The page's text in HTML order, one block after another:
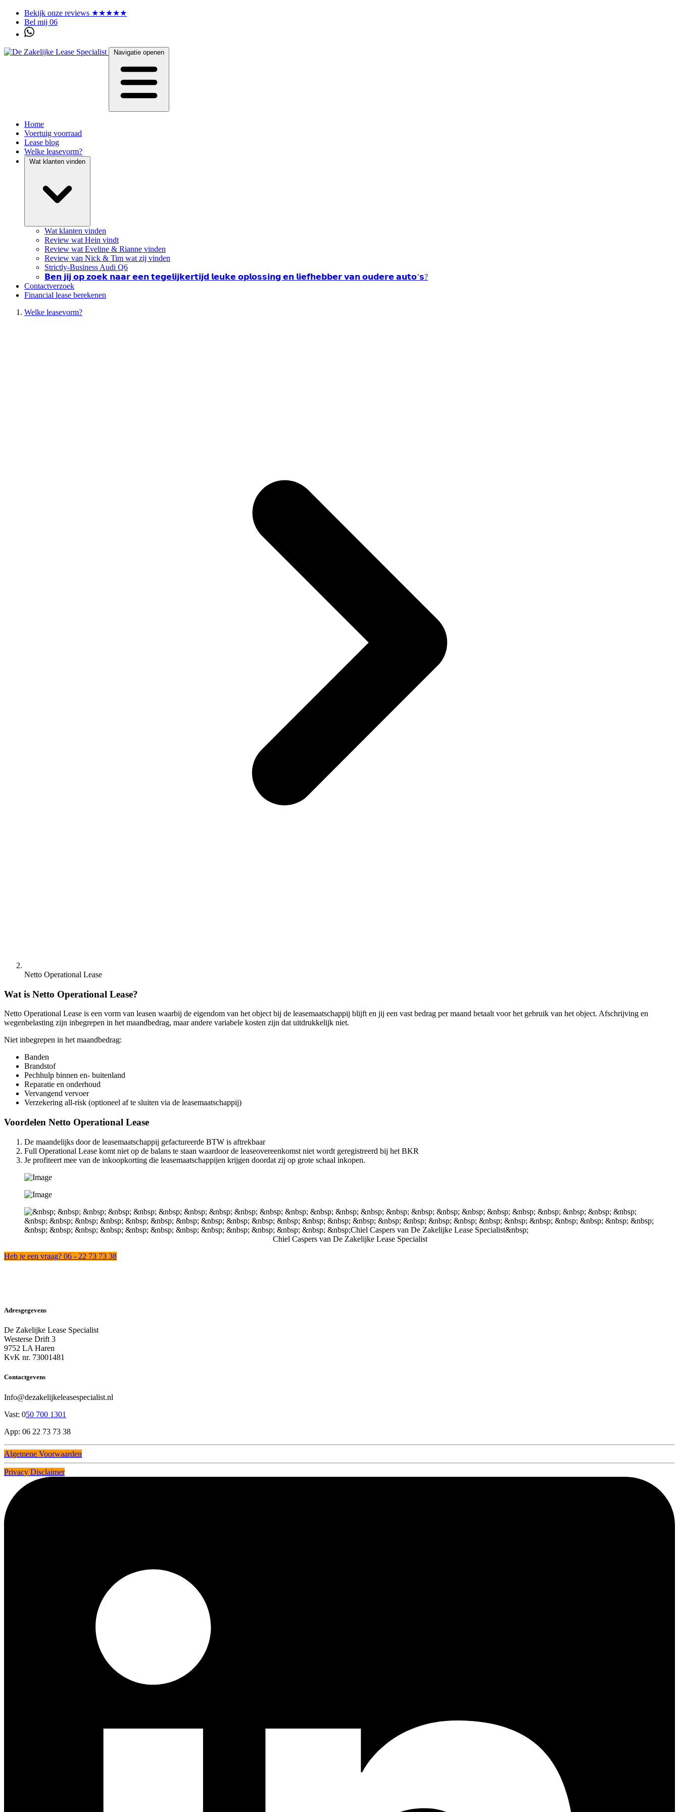
Bekijk onze reviews ★★★★★
Bel mij 06
Navigatie openen
Home
Voertuig voorraad
Lease blog
Welke leasevorm?
Wat klanten vinden
Wat klanten vinden
Review wat Hein vindt
Review wat Eveline & Rianne vinden
Review van Nick & Tim wat zij vinden
Strictly-Business Audi Q6
𝗕𝗲𝗻 𝗷𝗶𝗷 𝗼𝗽 𝘇𝗼𝗲𝗸 𝗻𝗮𝗮𝗿 𝗲𝗲𝗻 𝘁𝗲𝗴𝗲𝗹𝗶𝗷𝗸𝗲𝗿𝘁𝗶𝗷𝗱 𝗹𝗲𝘂𝗸𝗲 𝗼𝗽𝗹𝗼𝘀𝘀𝗶𝗻𝗴 𝗲𝗻 𝗹𝗶𝗲𝗳𝗵𝗲𝗯𝗯𝗲𝗿 𝘃𝗮𝗻 𝗼𝘂𝗱𝗲𝗿𝗲 𝗮𝘂𝘁𝗼’𝘀?
Contactverzoek
Financial lease berekenen
Welke leasevorm?
Netto Operational Lease
Wat is Netto Operational Lease?
Netto Operational Lease is een vorm van leasen waarbij de eigendom van het object bij de leasemaatschappij blijft en jij een vast bedrag per maand betaalt voor het gebruik van het object. Afschrijving en
wegenbelasting zijn inbegrepen in het maandbedrag, maar andere variabele kosten zijn dat uitdrukkelijk niet.
Niet inbegrepen in het maandbedrag:
Banden
Brandstof
Pechhulp binnen en- buitenland
Reparatie en onderhoud
Vervangend vervoer
Verzekering all-risk (optioneel af te sluiten via de leasemaatschappij)
Voordelen Netto Operational Lease
De maandelijks door de leasemaatschappij gefactureerde BTW is aftrekbaar
Full Operational Lease komt niet op de balans te staan waardoor de leaseovereenkomst niet wordt geregistreerd bij het BKR
Je profiteert mee van de inkoopkorting die leasemaatschappijen krijgen doordat zij op grote schaal inkopen.
Chiel Caspers van De Zakelijke Lease Specialist
Heb je een vraag? 06 - 22 73 73 38
Adresgegevens
De Zakelijke Lease Specialist
Westerse Drift 3
9752 LA Haren
KvK nr. 73001481
Contactgevens
Info@dezakelijkeleasespecialist.nl
Vast: 050 700 1301
App: 06 22 73 73 38
Algemene Voorwaarden
Privacy Disclaimer